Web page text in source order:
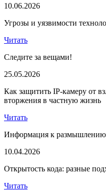
10.06.2026
Угрозы и уязвимости
Читать
Следите за вещами!
25.05.2026
Как защитить IP-камеру от
вторжения в частную жизнь
Читать
Информация к размышлению
10.04.2026
Открытость кода: разные
Читать